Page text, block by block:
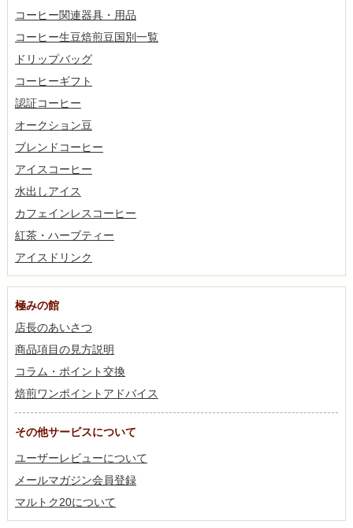
コーヒー関連器具・用品
コーヒー生豆焙煎豆国別一覧
ドリップバッグ
コーヒーギフト
認証コーヒー
オークション豆
ブレンドコーヒー
アイスコーヒー
水出しアイス
カフェインレスコーヒー
紅茶・ハーブティー
アイスドリンク
極みの館
店長のあいさつ
商品項目の見方説明
コラム・ポイント交換
焙煎ワンポイントアドバイス
その他サービスについて
ユーザーレビューについて
メールマガジン会員登録
マルトク20について